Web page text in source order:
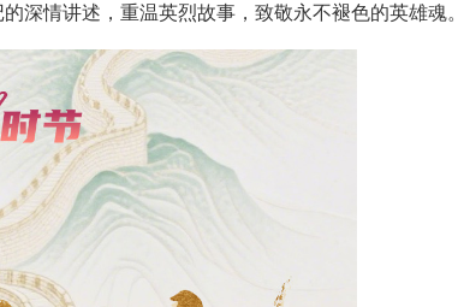
深情讲述，重温英烈故事，致敬永不褪色的英雄魂。